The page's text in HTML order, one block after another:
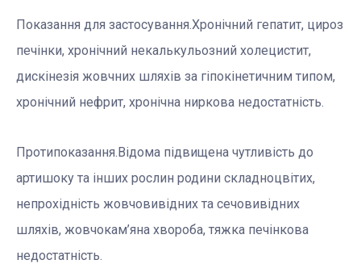
Показання для застосування.Хронічний гепатит, цироз
печінки, хронічний некалькульозний холецистит,
дискінезія жовчних шляхів за гіпокінетичним типом,
хронічний нефрит, хронічна ниркова недостатність.
Протипоказання.Відома підвищена чутливість до
артишоку та інших рослин родини складноцвітих,
непрохідність жовчовивідних та сечовивідних
шляхів, жовчокам’яна хвороба, тяжка печінкова
недостатність.